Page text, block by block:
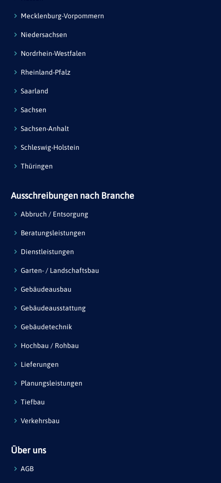
Mecklenburg-Vorpommern
Niedersachsen
Nordrhein-Westfalen
Rheinland-Pfalz
Saarland
Sachsen
Sachsen-Anhalt
Schleswig-Holstein
Thüringen
Ausschreibungen nach Branche
Abbruch / Entsorgung
Beratungsleistungen
Dienstleistungen
Garten- / Landschaftsbau
Gebäudeausbau
Gebäudeausstattung
Gebäudetechnik
Hochbau / Rohbau
Lieferungen
Planungsleistungen
Tiefbau
Verkehrsbau
Über uns
AGB